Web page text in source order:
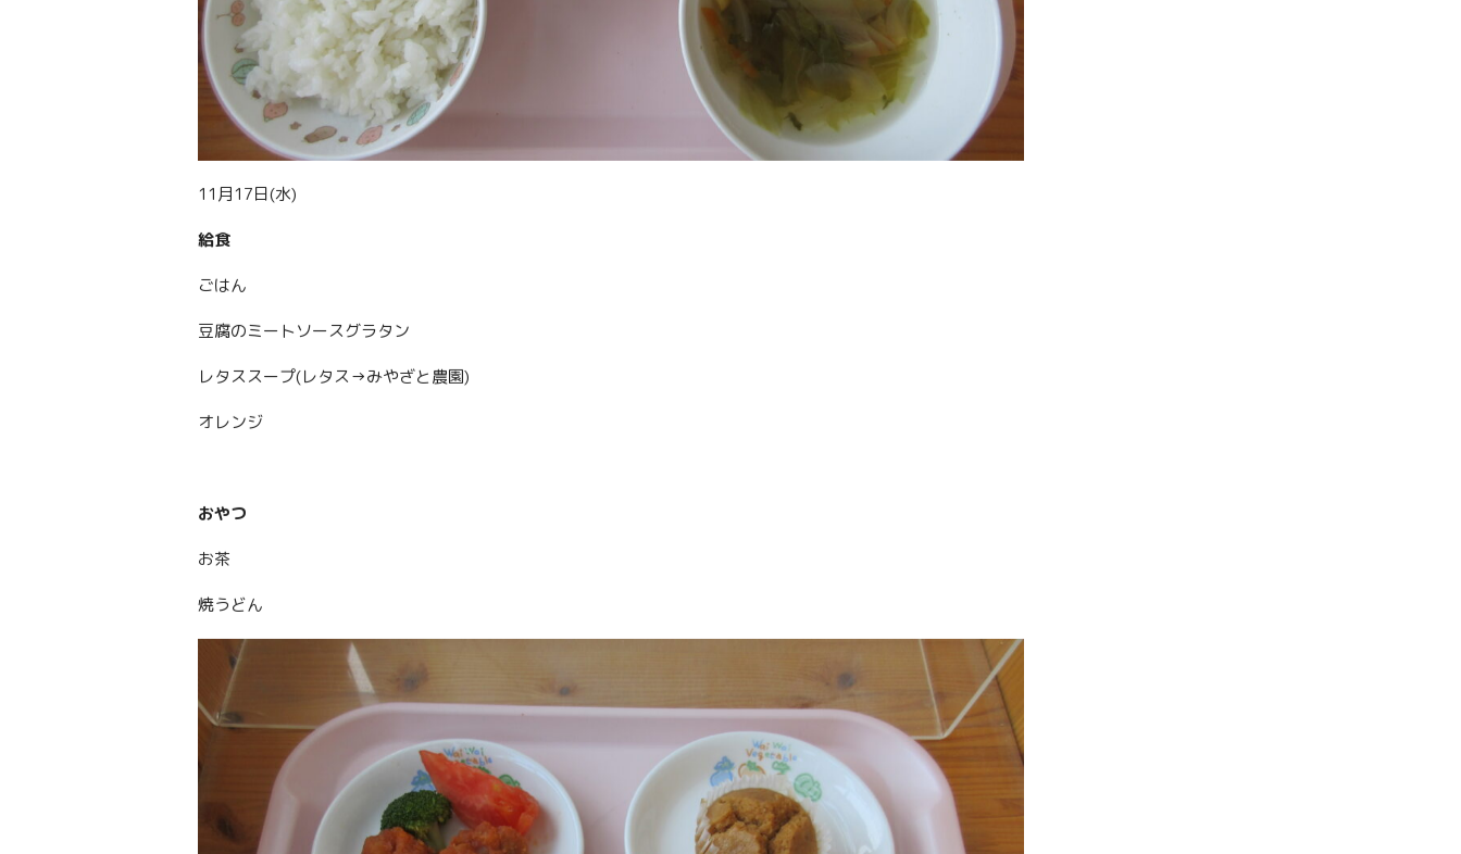
11月17日(水)
給食
ごはん
豆腐のミートソースグラタン
レタススープ(レタス→みやざと農園)
オレンジ
おやつ
お茶
焼うどん